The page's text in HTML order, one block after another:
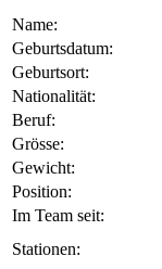
Name:
Geburtsdatum:
Geburtsort:
Nationalität:
Beruf:
Grösse:
Gewicht:
Position:
Im Team seit:
Stationen: